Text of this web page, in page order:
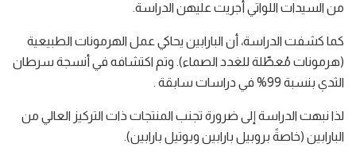
من السيدات اللواتي أجريت عليهن الدراسة.
كما كشفت الدراسة، أن البارابين يحاكي عمل الهرمونات الطبيعية
(هرمونات مُعطِّلة للغدد الصماء). وتم اكتشافه في أنسجة سرطان
الثدي بنسبة 99% في دراسات سابقة .
لذا نبهت الدراسة إلى ضرورة تجنب المنتجات ذات التركيز العالي من
البارابين (خاصةً بروبيل بارابين وبوتيل بارابين).